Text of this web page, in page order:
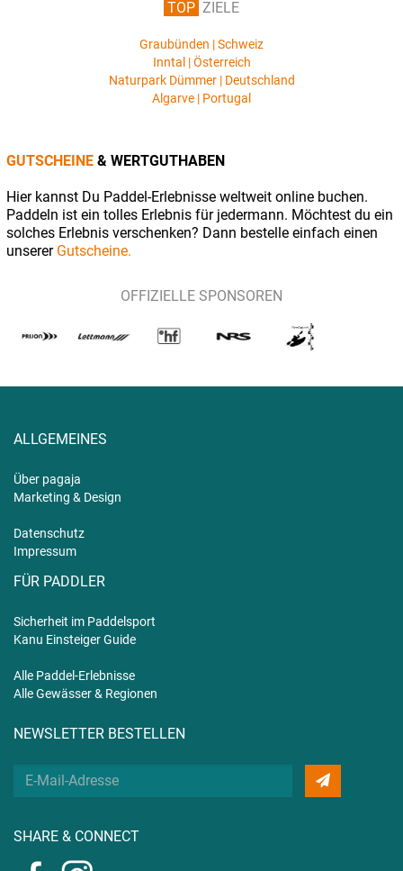
TOP ZIELE
Graubünden | Schweiz
Inntal | Österreich
Naturpark Dümmer | Deutschland
Algarve | Portugal
GUTSCHEINE & WERTGUTHABEN
Hier kannst Du Paddel-Erlebnisse weltweit online buchen.
Paddeln ist ein tolles Erlebnis für jedermann. Möchtest du ein
solches Erlebnis verschenken? Dann bestelle einfach einen
unserer Gutscheine.
OFFIZIELLE SPONSOREN
ALLGEMEINES
Über pagaja
Marketing & Design
Datenschutz
Impressum
FÜR PADDLER
Sicherheit im Paddelsport
Kanu Einsteiger Guide
Alle Paddel-Erlebnisse
Alle Gewässer & Regionen
NEWSLETTER BESTELLEN
Deine
SHARE & CONNECT